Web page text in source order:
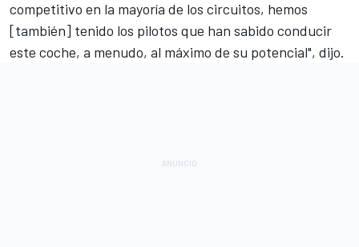
competitivo en la mayoría de los circuitos, hemos
[también] tenido los pilotos que han sabido conducir
este coche, a menudo, al máximo de su potencial", dijo.